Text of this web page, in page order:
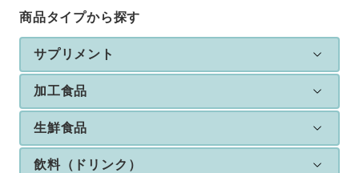
商品タイプから探す
サプリメント
加工食品
生鮮食品
飲料（ドリンク）